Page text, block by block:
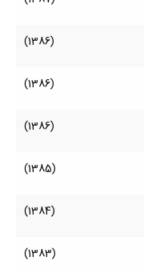
(1386)
(1386)
(1386)
(1385)
(1384)
(1383)